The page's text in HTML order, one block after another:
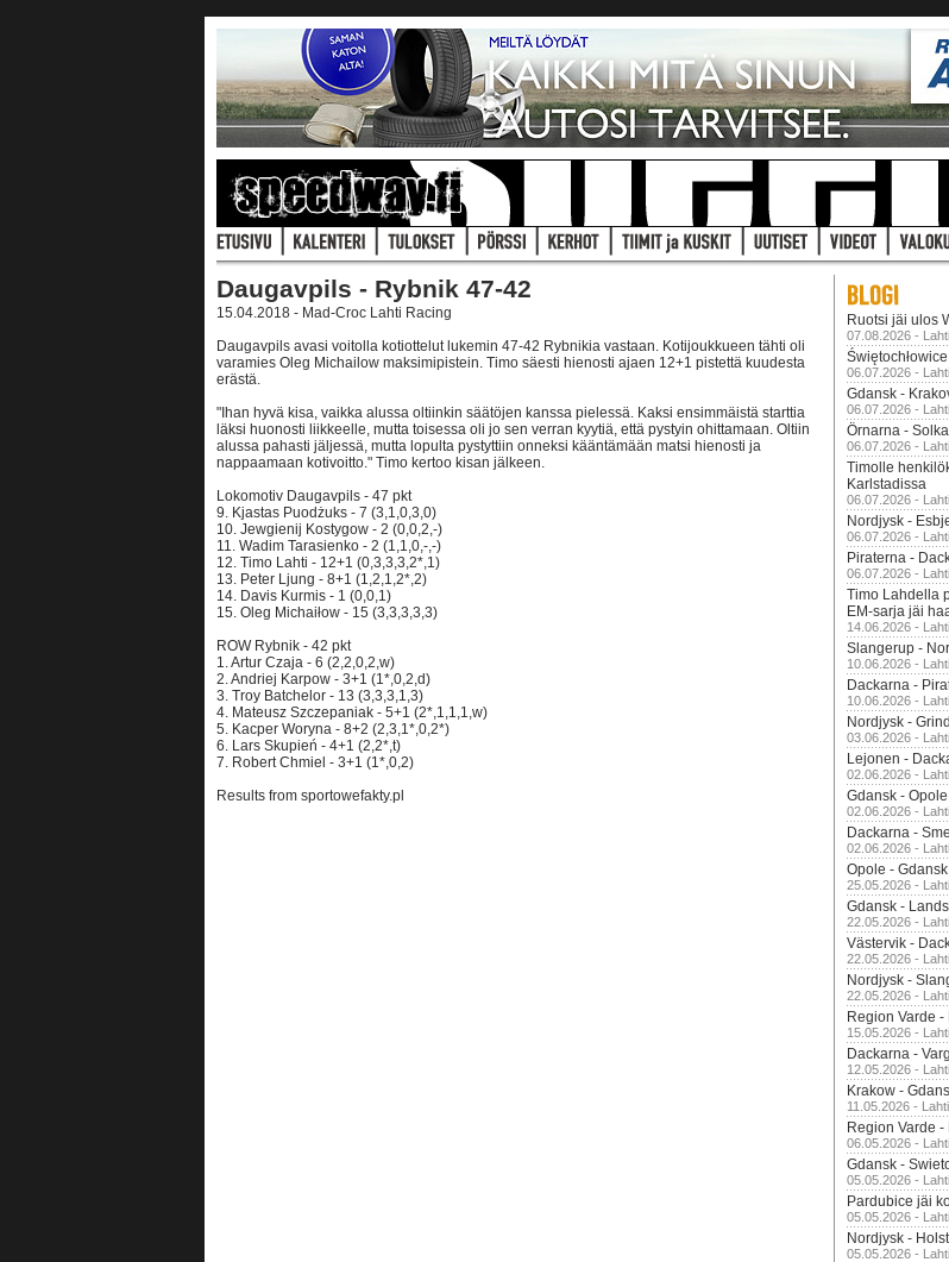
Daugavpils - Rybnik 47-42
15.04.2018 - Mad-Croc Lahti Racing
Daugavpils avasi voitolla kotiottelut lukemin 47-42 Rybnikia vastaan. Kotijoukkueen tähti oli
varamies Oleg Michailow maksimipistein. Timo säesti hienosti ajaen 12+1 pistettä kuudesta
erästä.
"Ihan hyvä kisa, vaikka alussa oltiinkin säätöjen kanssa pielessä. Kaksi ensimmäistä starttia
läksi huonosti liikkeelle, mutta toisessa oli jo sen verran kyytiä, että pystyin ohittamaan. Oltiin
alussa pahasti jäljessä, mutta lopulta pystyttiin onneksi kääntämään matsi hienosti ja
nappaamaan kotivoitto." Timo kertoo kisan jälkeen.
Lokomotiv Daugavpils - 47 pkt
9. Kjastas Puodżuks - 7 (3,1,0,3,0)
10. Jewgienij Kostygow - 2 (0,0,2,-)
11. Wadim Tarasienko - 2 (1,1,0,-,-)
12. Timo Lahti - 12+1 (0,3,3,3,2*,1)
13. Peter Ljung - 8+1 (1,2,1,2*,2)
14. Davis Kurmis - 1 (0,0,1)
15. Oleg Michaiłow - 15 (3,3,3,3,3)
ROW Rybnik - 42 pkt
1. Artur Czaja - 6 (2,2,0,2,w)
2. Andriej Karpow - 3+1 (1*,0,2,d)
3. Troy Batchelor - 13 (3,3,3,1,3)
4. Mateusz Szczepaniak - 5+1 (2*,1,1,1,w)
5. Kacper Woryna - 8+2 (2,3,1*,0,2*)
6. Lars Skupień - 4+1 (2,2*,t)
7. Robert Chmiel - 3+1 (1*,0,2)
Results from sportowefakty.pl
Ruotsi jäi ulos
07.08.2026 -
06.07.2026 -
Gdansk -
06.07.2026 -
Örnarna -
06.07.2026 -
Timolle
Karlstadissa
06.07.2026 -
Nordjysk -
06.07.2026 -
Piraterna -
06.07.2026 -
Timo Lahdella
EM-sarja jäi
14.06.2026 -
Slangerup -
10.06.2026 -
Dackarna -
10.06.2026 -
Nordjysk -
03.06.2026 -
Lejonen -
02.06.2026 -
Gdansk -
02.06.2026 -
Dackarna -
02.06.2026 -
Opole -
25.05.2026 -
Gdansk -
22.05.2026 -
Västervik -
22.05.2026 -
Nordjysk -
22.05.2026 -
Region Varde
15.05.2026 -
Dackarna -
12.05.2026 -
Krakow -
11.05.2026 -
Region Varde
06.05.2026 -
Gdansk -
05.05.2026 -
Pardubice jäi
05.05.2026 -
Nordjysk -
05.05.2026 -